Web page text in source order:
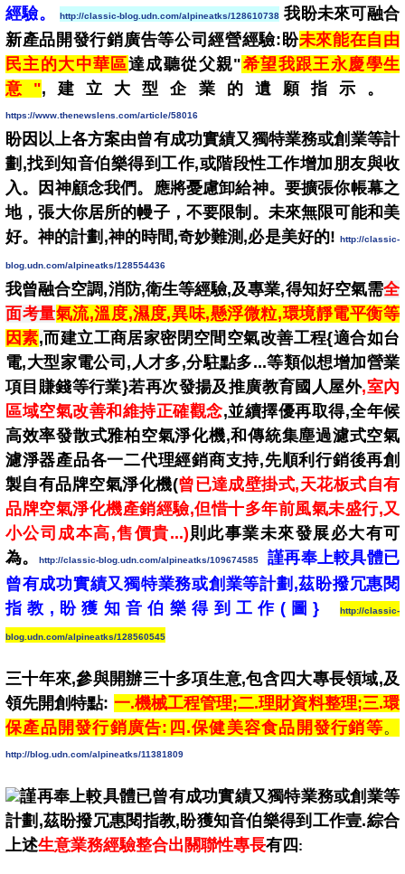
經驗。 http://classic-blog.udn.com/alpineatks/128610738 我盼未來可融合
新產品開發行銷廣告等公司經營經驗:盼未來能在自由
民主的大中華區達成聽從父親"希望我跟王永慶學生
意",建立大型企業的遺願指示。
https://www.thenewslens.com/article/58016
盼因以上各方案由曾有成功實績又獨特業務或創業等計
劃,找到知音伯樂得到工作,或階段性工作增加朋友與收
入。因神顧念我們。應將憂慮卸給神。要擴張你帳幕之
地，張大你居所的幔子，不要限制。未來無限可能和美
好。神的計劃,神的時間,奇妙難測,必是美好的!
http://classic-
blog.udn.com/alpineatks/128554436
我曾融合空調,消防,衛生等經驗,及專業,得知好空氣需全
面考量氣流,溫度,濕度,異味,懸浮微粒,環境靜電平衡等
因素,而建立工商居家密閉空間空氣改善工程{適合如台
電,大型家電公司,人才多,分駐點多...等類似想增加營業
項目賺錢等行業}若再次發揚及推廣教育國人屋外,室內
區域空氣改善和維持正確觀念,並續擇優再取得,全年候
高效率發散式雅柏空氣淨化機,和傳統集塵過濾式空氣
濾淨器產品各一二代理經銷商支持,先順利行銷後再創
製自有品牌空氣淨化機(曾已達成壁掛式,天花板式自有
品牌空氣淨化機產銷經驗,但惜十多年前風氣未盛行,又
小公司成本高,售價貴...)則此事業未來發展必大有可
為。
http://classic-blog.udn.com/alpineatks/109674585謹再奉上較具體已
曾有成功實績又獨特業務或創業等計劃,茲盼撥冗惠閱
指教,盼獲知音伯樂得到工作(圖}
http://classic-
blog.udn.com/alpineatks/128560545
三十年來,參與開辦三十多項生意,包含四大專長領域,及
領先開創特點: 一.機械工程管理;二.理財資料整理;三.環
保產品開發行銷廣告:四.保健美容食品開發行銷等。
http://blog.udn.com/alpineatks/11381809
謹再奉上較具體已曾有成功實績又獨特業務或創業等
計劃,茲盼撥冗惠閱指教,盼獲知音伯樂得到工作壹.綜合
上述生意業務經驗整合出關聯性專長有四 :